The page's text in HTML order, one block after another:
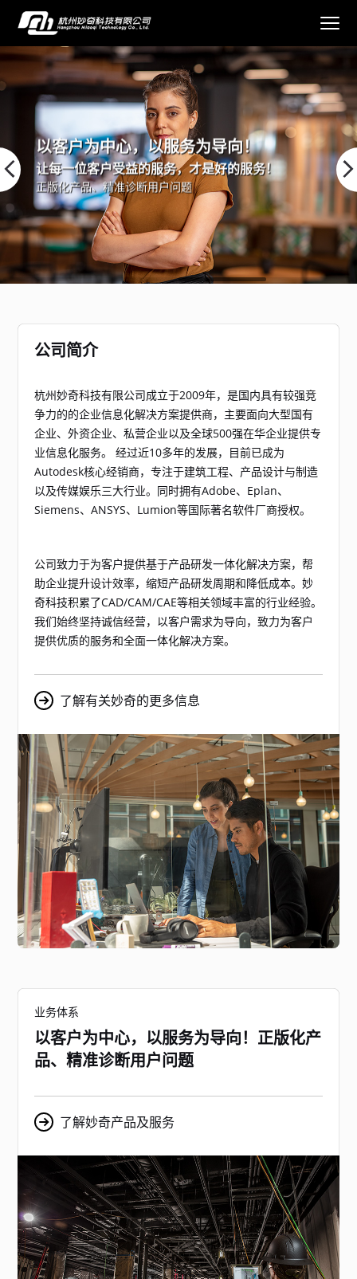
以客户为中心，以服务为导向！
让每一位客户受益的服务，才是好的服务！
正版化产品、精准诊断用户问题
公司简介
杭州妙奇科技有限公司成立于2009年，是国内具有较强竞
争力的的企业信息化解决方案提供商，主要面向大型国有
企业、外资企业、私营企业以及全球500强在华企业提供专
业信息化服务。 经过近10多年的发展，目前已成为
Autodesk核心经销商，专注于建筑工程、产品设计与制造
以及传媒娱乐三大行业。同时拥有Adobe、Eplan、
Siemens、ANSYS、Lumion等国际著名软件厂商授权。
公司致力于为客户提供基于产品研发一体化解决方案，帮
助企业提升设计效率，缩短产品研发周期和降低成本。妙
奇科技积累了CAD/CAM/CAE等相关领域丰富的行业经验。
我们始终坚持诚信经营，以客户需求为导向，致力为客户
提供优质的服务和全面一体化解决方案。
了解有关妙奇的更多信息
业务体系
以客户为中心，以服务为导向！正版化产
品、精准诊断用户问题
了解妙奇产品及服务